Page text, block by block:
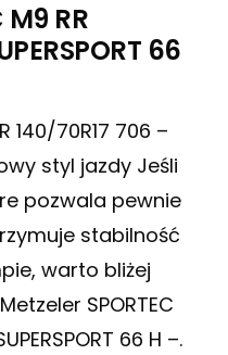
M9 RR
66
140/70R17 706 –
styl jazdy Jeśli
pozwala pewnie
stabilność
warto bliżej
SPORTEC
66 H –.